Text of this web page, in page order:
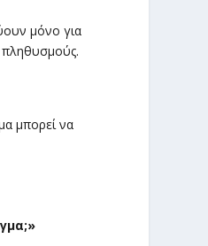
μόνο για
πληθυσμούς.
μπορεί να